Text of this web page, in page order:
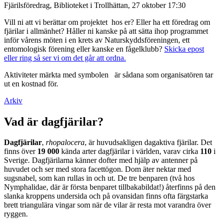
Fjärilsföredrag, Biblioteket i Trollhättan, 27 oktober 17:30
Vill ni att vi berättar om projektet hos er? Eller ha ett föredrag om
fjärilar i allmänhet? Håller ni kanske på att sätta ihop programmet
inför vårens möten i en krets av Naturskyddsföreningen, ett
entomologisk förening eller kanske en fågelklubb? Skicka epost
eller ring så ser vi om det går att ordna.
Aktiviteter märkta med symbolen
är sådana som organisatören tar
ut en kostnad för.
Arkiv
Vad är dagfjärilar?
Dagfjärilar, rhopalocera, är huvudsakligen dagaktiva fjärilar. Det
finns över 19 000 kända arter dagfjärilar i världen, varav cirka 110 i
Sverige. Dagfjärilarna känner dofter med hjälp av antenner på
huvudet och ser med stora facettögon. Dom äter nektar med
sugsnabel, som kan rullas in och ut. De tre benparen (två hos
Nymphalidae, där är första benparet tillbakabildat!) återfinns på den
slanka kroppens undersida och på ovansidan finns ofta färgstarka
brett triangulära vingar som när de vilar är resta mot varandra över
ryggen.